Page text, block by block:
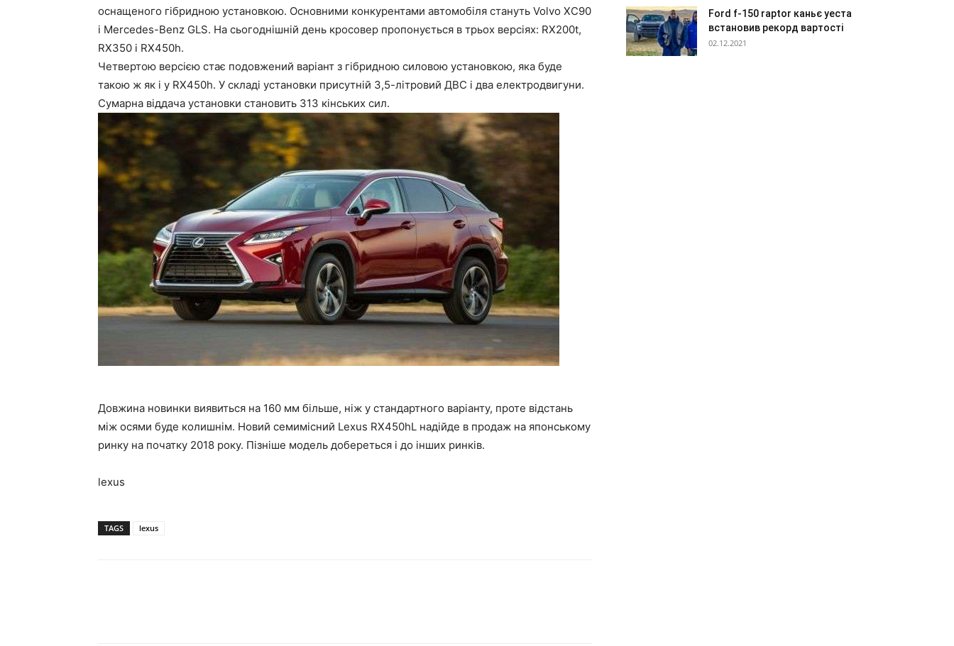
оснащеного гібридною установкою. Основними конкурентами автомобіля стануть Volvo XC90
і Mercedes-Benz GLS. На сьогоднішній день кросовер пропонується в трьох версіях: RX200t,
RX350 і RX450h.
Четвертою версією стає подовжений варіант з гібридною силовою установкою, яка буде
такою ж як і у RX450h. У складі установки присутній 3,5-літровий ДВС і два електродвигуни.
Сумарна віддача установки становить 313 кінських сил.
Довжина новинки виявиться на 160 мм більше, ніж у стандартного варіанту, проте відстань
між осями буде колишнім. Новий семимісний Lexus RX450hL надійде в продаж на японському
ринку на початку 2018 року. Пізніше модель добереться і до інших ринків.
lexus
TAGS lexus
Ford f-150 raptor каньє уеста
встановив рекорд вартості
02.12.2021